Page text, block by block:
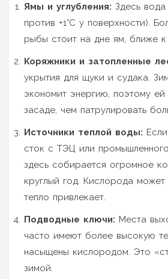
Ямы и углубления: Здесь вода
против +1°C у поверхности).
рыбы стоит на дне ям, ближе к
Коряжники и затопленные
укрытия для щуки и судака.
экономит энергию, поэтому ей
засаде, чем патрулировать
Источники теплой воды:
сток с ТЭЦ или
здесь собирается огромное
круглый год. Кислорода
тепло привлекает.
Подводные ключи: Места
часто имеют более высокую
насыщены кислородом. Это
зимой.